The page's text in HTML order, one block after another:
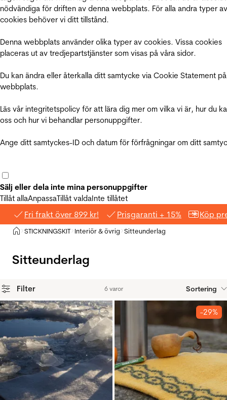
nödvändiga för driften av denna webbplats. För alla andra typer av
cookies behöver vi ditt tillstånd.
Denna webbplats använder olika typer av cookies. Vissa cookies
placeras ut av tredjepartstjänster som visas på våra sidor.
Du kan ändra eller återkalla ditt samtycke via Cookie Statement
webbplats.
Läs vår integritetspolicy för att lära dig mer om vilka vi är, hur du
oss och hur vi behandlar personuppgifter.
Ange ditt samtyckes-ID och datum för förfrågningar om ditt
Sälj eller dela inte mina personuppgifter
Tillåt allaAnpassaTillåt valdaInte tillåtet
Fri frakt över 899 kr! Prisgaranti + 15% Köp
Hem
>STICKNINGSKIT Interiör & övrig >Sitteunderlag
Sitteunderlag
Filter 6 varor Sortering
Produkter
-29%